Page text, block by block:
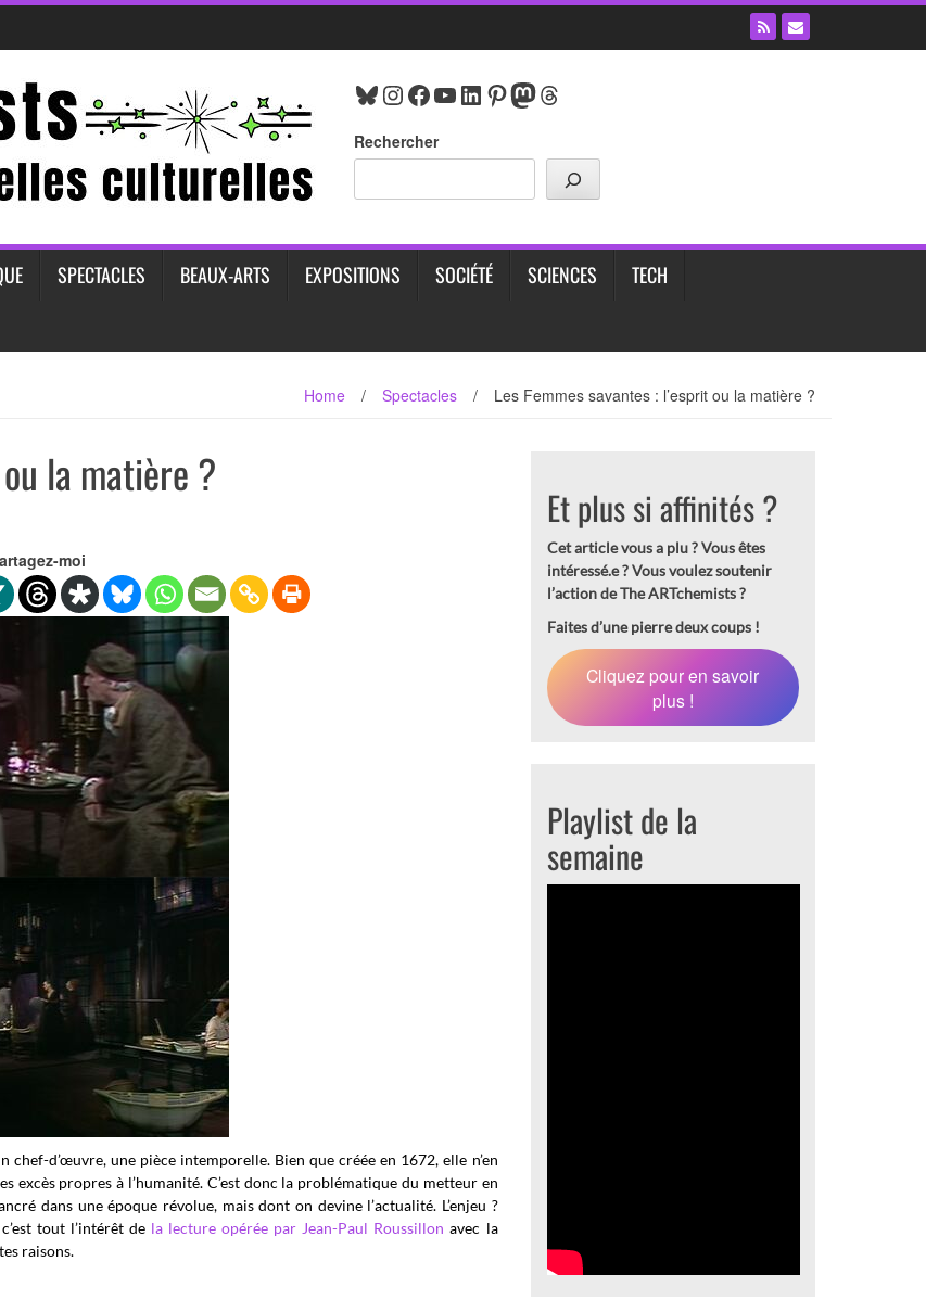
Bluesky
Instagram
Facebook
YouTube
LinkedIn
Pinterest
Mastodon
Threads
Rechercher
SPECTACLES BEAUX-ARTS EXPOSITIONS SOCIÉTÉ SCIENCES
TECH
Home / Spectacles / Les Femmes savantes : l’esprit ou la matière ?
la matière ?
moi
chef-d’œuvre, une pièce intemporelle. Bien que créée en 1672, elle n’en
excès propres à l’humanité. C’est donc la problématique du metteur en
dans une époque révolue, mais dont on devine l’actualité. L’enjeu ?
tout l’intérêt de la lecture opérée par Jean-Paul Roussillon avec la
raisons.
Et plus si affinités ?
Cet article vous a plu ? Vous êtes
intéressé.e ? Vous voulez soutenir
l’action de The ARTchemists ?
Faites d’une pierre deux coups !
Cliquez pour en savoir
plus !
Playlist de la
semaine